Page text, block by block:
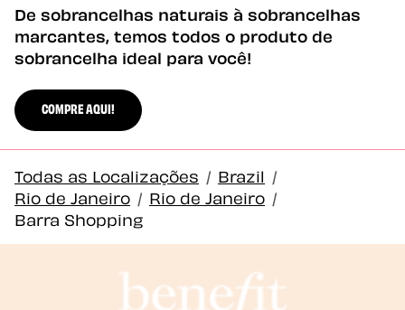
De sobrancelhas naturais à sobrancelhas
marcantes, temos todos o produto de
sobrancelha ideal para você!
COMPRE AQUI!
Todas as Localizações / Brazil /
Rio de Janeiro / Rio de Janeiro /
Barra Shopping